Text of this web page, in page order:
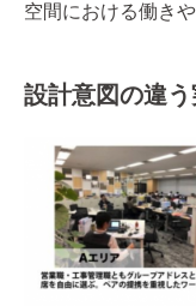
空間における働き
設計意図の違